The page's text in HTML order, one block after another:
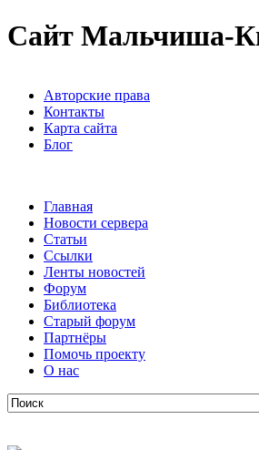
Сайт Мальчиша-
Авторские права
Контакты
Карта сайта
Блог
Главная
Новости сервера
Статьи
Ссылки
Ленты новостей
Форум
Библиотека
Старый форум
Партнёры
Помочь проекту
О нас